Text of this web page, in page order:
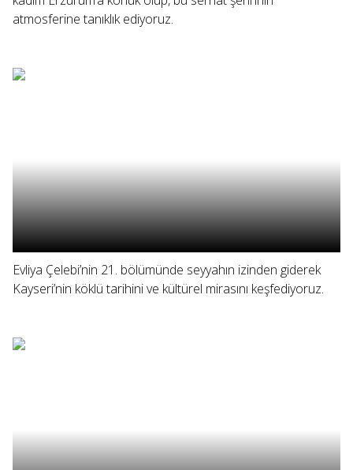
atmosferine tanıklık ediyoruz.
Evliya Çelebi’nin 21. bölümünde seyyahın izinden giderek
Kayseri’nin köklü tarihini ve kültürel mirasını keşfediyoruz.